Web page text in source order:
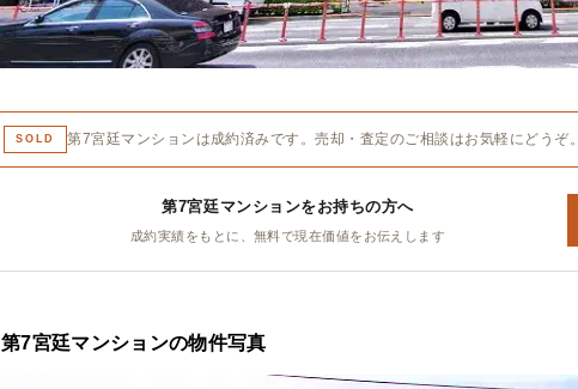
SOLD 第7宮廷マンションは成約済みです。売却・査定のご相談はお気軽にどうぞ。
第7宮廷マンションをお持ちの方へ
成約実績をもとに、無料で現在価値をお伝えします
第7宮廷マンションの物件写真